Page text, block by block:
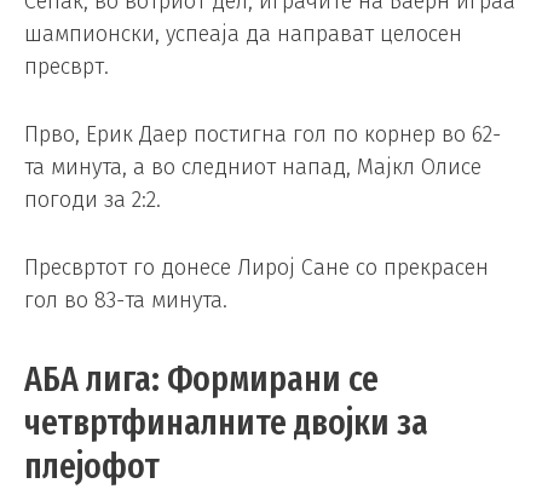
шампионски, успеаја да направат целосен
пресврт.
Прво, Ерик Даер постигна гол по корнер во 62-
та минута, а во следниот напад, Мајкл Олисе
погоди за 2:2.
Пресвртот го донесе Лирој Сане со прекрасен
гол во 83-та минута.
АБА лига: Формирани се
четвртфиналните двојки за
плејофот